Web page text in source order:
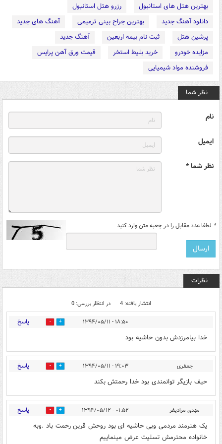
بهترین هتل های استانبول
رزرو هتل استانبول
دانلود آهنگ جدید
بهترین جراح بینی ترمیمی
آهنگ های جدید
پرشین هتل
ثبت نام بیمه اربعین
آهنگ جدید
مزایده خودرو
خرید بلیط استخر
قیمت ورق آهن پرایس
فروشنده مواد شیمیایی
نظر شما
نام
ایمیل
نظر شما *
* لطفا عدد مقابل را در جعبه متن وارد کنید
نظرات
انتشار یافته: 4 در انتظار بررسی: 0
۱۸:۵۰ - ۱۳۹۴/۰۵/۱۱ 0 پاسخ
خدا بیامرزدش بدون حاشیه بود
جعفری ۱۹:۰۳ - ۱۳۹۴/۰۵/۱۱ 0 پاسخ
حیف بازیگر توانمندی بود خدا رحمتش بکند
مهدی مرادیفر ۰۱:۵۲ - ۱۳۹۴/۰۵/۱۲ 0 پاسخ
یک هنرمند مردمی وبی حاشیه ای بود روحش قرین رحمت باد .وبه
خانواده محترمش تسلیت عرض مینماییم